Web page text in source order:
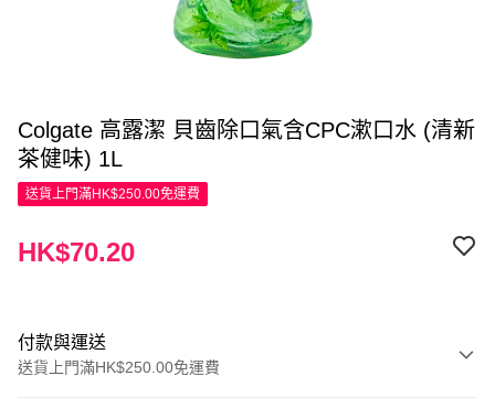
Colgate 高露潔 貝齒除口氣含CPC漱口水 (清新
茶健味) 1L
送貨上門滿HK$250.00免運費
HK$70.20
付款與運送
送貨上門滿HK$250.00免運費